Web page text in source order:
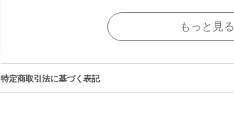
もっと見る
特定商取引法に基づく表記